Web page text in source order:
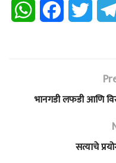
W
s
b
t
r
भानगडी लफडी आणि
सत्याचे